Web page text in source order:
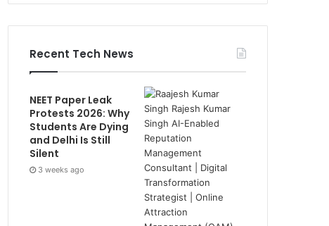
Recent Tech News
NEET Paper Leak
Protests 2026: Why
Students Are Dying
and Delhi Is Still
Silent
3 weeks ago